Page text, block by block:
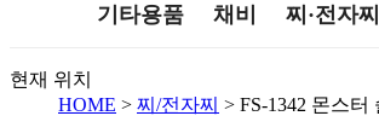
기타용품 채비 찌·전자찌
현재 위치
HOME > 찌/전자찌 > FS-1342 몬스터